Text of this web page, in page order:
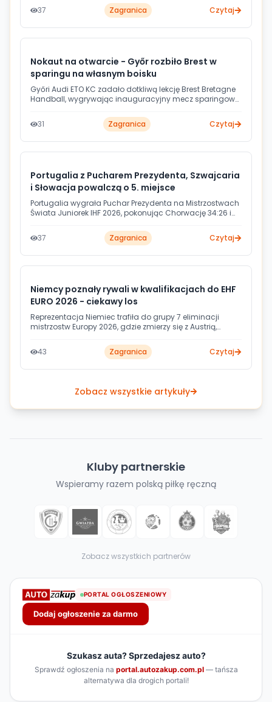
bilans w turnieju i w niedzielę zmierzą się z Niemcami o
tytuł mistrza Europy.
37 Zagranica Czytaj
Nokaut na otwarcie - Győr rozbiło Brest w
sparingu na własnym boisku
Győri Audi ETO KC zadało dotkliwą lekcję Brest Bretagne
Handball, wygrywając inauguracyjny mecz sparingowy
2000 kibiców. Jedną z bohaterek zwycięstwa była nowa
zawodniczka Győru - Francuzka Sarah Bouktit.
31 Zagranica Czytaj
Portugalia z Pucharem Prezydenta, Szwajcaria
i Słowacja powalczą o 5. miejsce
Portugalia wygrała Puchar Prezydenta na Mistrzostwach
Świata Juniorek IHF 2026, pokonując Chorwację 34:26 i
zmierzą się Szwajcaria ze Słowacją, które pokonały
odpowiednio Chiny i Węgry.
37 Zagranica Czytaj
Niemcy poznały rywali w kwalifikacjach do EHF
EURO 2026 - ciekawy los
Reprezentacja Niemiec trafiła do grupy 7 eliminacji
mistrzostw Europy 2026, gdzie zmierzy się z Austrią,
listopad 2024 roku, a ostatnia kolejka odbędzie się 11
maja 2025. O awans na turniej powalczy łącznie 32
43 Zagranica Czytaj
Zobacz wszystkie artykuły
Kluby partnerskie
Wspieramy razem polską piłkę ręczną
Zobacz wszystkich partnerów